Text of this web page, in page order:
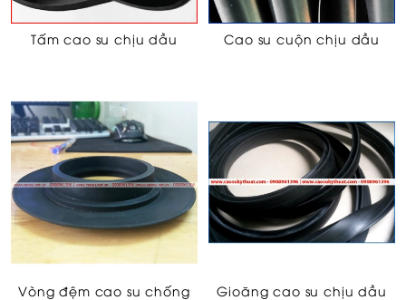
Tấm cao su chịu dầu Cao su cuộn chịu dầu
Vòng đệm cao su chống
Gioăng cao su chịu dầu